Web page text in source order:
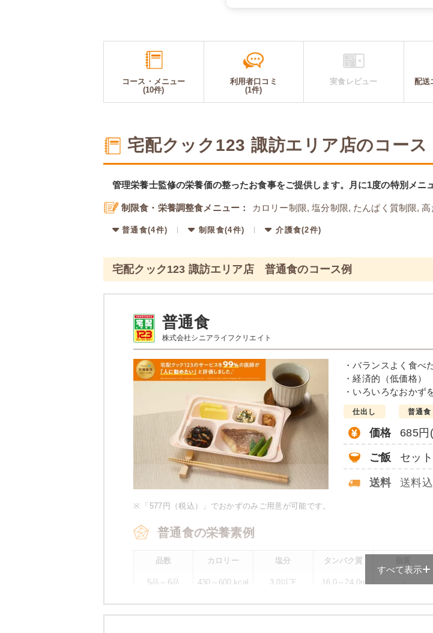
コース・メニュー
(10件)
利用者口コミ
(1件)
実食レビュー 配送
宅配クック123 諏訪エリア店のコース
管理栄養士監修の栄養価の整ったお食事をご提供します。月に1度の特別メニ
制限食・栄養調整食メニュー： カロリー制限, 塩分制限, たんぱく質制限,
普通食(4件) 制限食(4件) 介護食(2件)
宅配クック123 諏訪エリア店 普通食のコース例
普通食
株式会社シニアライフクリエイト
・バランスよく食べ
・経済的（低価格）
・いろいろなおかず
仕出し 普通食
価格 685円
ご飯 セット
送料 送料込
※ 「577円（税込）」でおかずのみご用意が可能です。
普通食の栄養素例
品数 カロリー 塩分 タンパク質
5品～6品 430～600 kcal 3.0以下 16.0～24.0g -
※カロリーは目安の数値であるため、メニューによって異なる場合がございます
すべて表示